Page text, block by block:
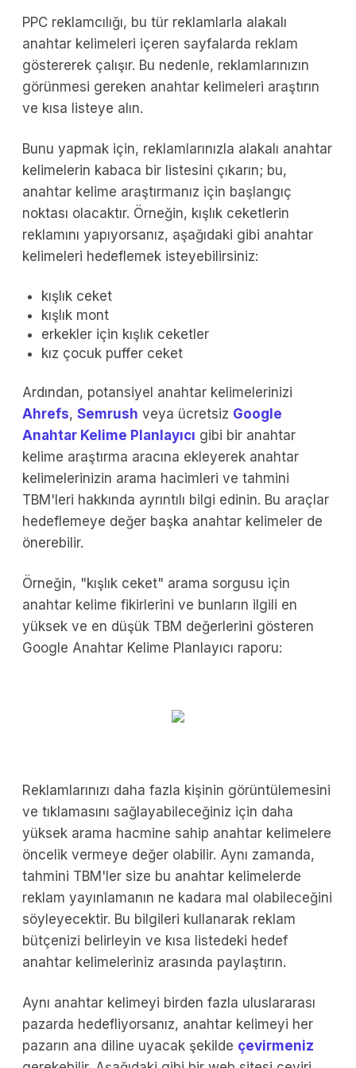
PPC reklamcılığı, bu tür reklamlarla alakalı
anahtar kelimeleri içeren sayfalarda reklam
göstererek çalışır. Bu nedenle, reklamlarınızın
görünmesi gereken anahtar kelimeleri araştırın
ve kısa listeye alın.
Bunu yapmak için, reklamlarınızla alakalı anahtar
kelimelerin kabaca bir listesini çıkarın; bu,
anahtar kelime araştırmanız için başlangıç
noktası olacaktır. Örneğin, kışlık ceketlerin
reklamını yapıyorsanız, aşağıdaki gibi anahtar
kelimeleri hedeflemek isteyebilirsiniz:
kışlık ceket
kışlık mont
erkekler için kışlık ceketler
kız çocuk puffer ceket
Ardından, potansiyel anahtar kelimelerinizi
Ahrefs, Semrush veya ücretsiz Google
Anahtar Kelime Planlayıcı gibi bir anahtar
kelime araştırma aracına ekleyerek anahtar
kelimelerinizin arama hacimleri ve tahmini
TBM'leri hakkında ayrıntılı bilgi edinin. Bu araçlar
hedeflemeye değer başka anahtar kelimeler de
önerebilir.
Örneğin, "kışlık ceket" arama sorgusu için
anahtar kelime fikirlerini ve bunların ilgili en
yüksek ve en düşük TBM değerlerini gösteren
Google Anahtar Kelime Planlayıcı raporu:
Reklamlarınızı daha fazla kişinin görüntülemesini
ve tıklamasını sağlayabileceğiniz için daha
yüksek arama hacmine sahip anahtar kelimelere
öncelik vermeye değer olabilir. Aynı zamanda,
tahmini TBM'ler size bu anahtar kelimelerde
reklam yayınlamanın ne kadara mal olabileceğini
söyleyecektir. Bu bilgileri kullanarak reklam
bütçenizi belirleyin ve kısa listedeki hedef
anahtar kelimeleriniz arasında paylaştırın.
Aynı anahtar kelimeyi birden fazla uluslararası
pazarda hedefliyorsanız, anahtar kelimeyi her
pazarın ana diline uyacak şekilde çevirmeniz